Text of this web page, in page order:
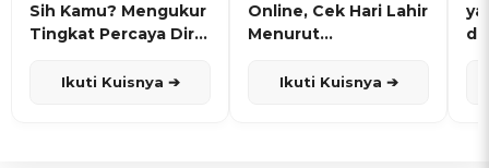
Sih Kamu? Mengukur
Tingkat Percaya Diri
Ikuti Kuisnya ➔
Online, Cek Hari Lahir
Menurut
Ikuti Kuisnya ➔